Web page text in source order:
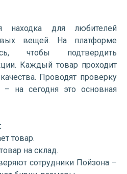
находка для любителей
вещей. На платформе
чтобы подтвердить
Каждый товар проходит
Проводят проверку
– на сегодня это основная
товар.
на склад.
сотрудники Пойзона –